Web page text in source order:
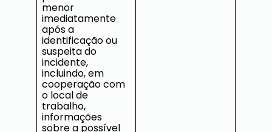
menor
imediatamente
após a
identificação ou
suspeita do
incidente,
incluindo, em
cooperação com
o local de
trabalho,
informações
sobre a possível